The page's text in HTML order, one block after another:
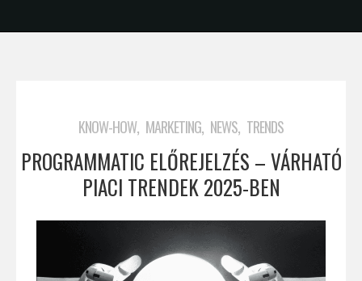
KNOW-HOW, MARKETING, NEWS, TRENDS
PROGRAMMATIC ELŐREJELZÉS – VÁRHATÓ
PIACI TRENDEK 2025-BEN